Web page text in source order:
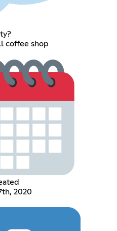
coffee shop
2020